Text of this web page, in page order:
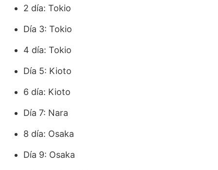
2 día: Tokio
Día 3: Tokio
4 día: Tokio
Día 5: Kioto
6 día: Kioto
Día 7: Nara
8 día: Osaka
Día 9: Osaka